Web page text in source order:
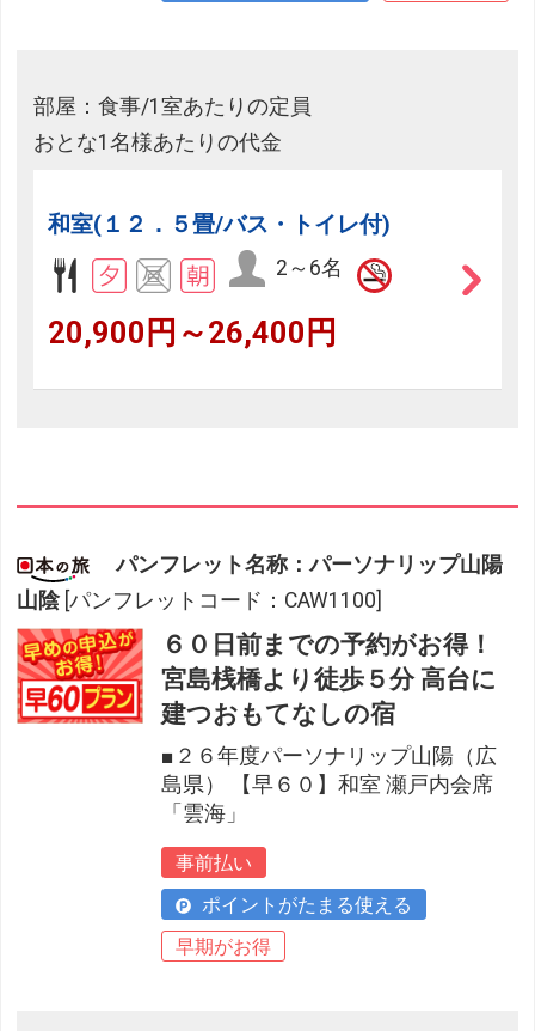
部屋：食事/1室あたりの定員
おとな1名様あたりの代金
和室(１２．５畳/バス・トイレ付)
2～6名
20,900円～26,400円
パンフレット名称：パーソナリップ山陽
山陰 [パンフレットコード：CAW1100]
６０日前までの予約がお得！
宮島桟橋より徒歩５分 高台に
建つおもてなしの宿
■２６年度パーソナリップ山陽（広
島県） 【早６０】和室 瀬戸内会席
「雲海」
事前払い
ポイントがたまる使える
早期がお得